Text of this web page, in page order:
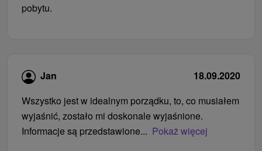
pobytu.
Jan
18.09.2020
Wszystko jest w idealnym porządku, to, co musiałem
wyjaśnić, zostało mi doskonale wyjaśnione.
Informacje są przedstawione... Pokaż więcej